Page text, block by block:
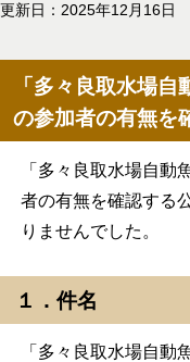
更新日：2025年12月16日
「多々良取水場自
の参加者の有無を
「多々良取水場自動
者の有無を確認する
りませんでした。
１．件名
「多々良取水場自動